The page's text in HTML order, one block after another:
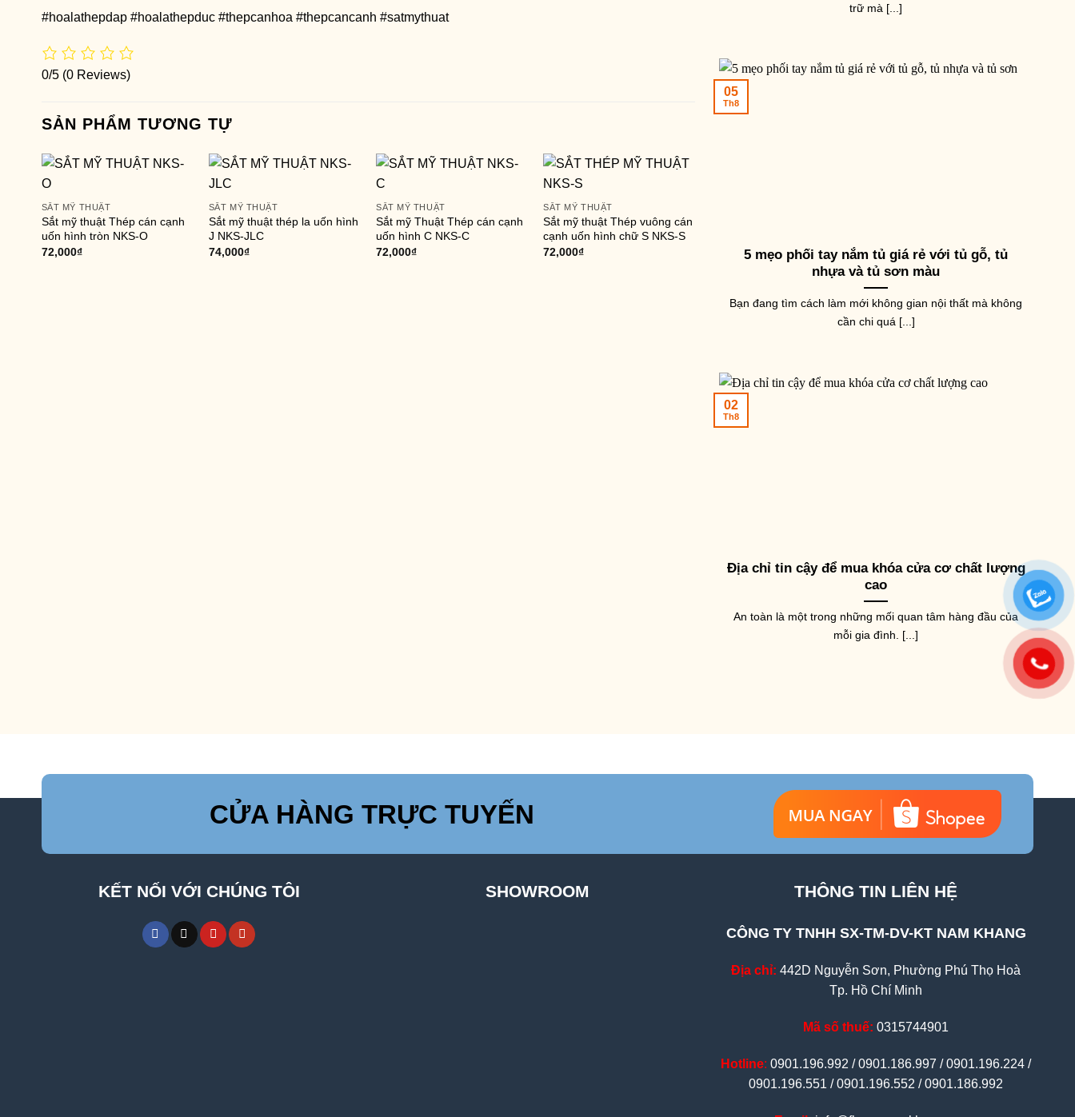
#hoalathepdap #hoalathepduc #thepcanhoa #thepcancanh #satmythuat
0/5 (0 Reviews)
SẢN PHẨM TƯƠNG TỰ
SẮT MỸ THUẬT
Sắt mỹ thuật Thép cán cạnh
uốn hình tròn NKS-O
72,000₫
SẮT MỸ THUẬT
Sắt mỹ thuật thép la uốn hình
J NKS-JLC
74,000₫
SẮT MỸ THUẬT
Sắt mỹ Thuật Thép cán cạnh
uốn hình C NKS-C
72,000₫
SẮT MỸ THUẬT
Sắt mỹ thuật Thép vuông cán
cạnh uốn hình chữ S NKS-S
72,000₫
tôm NKS-17-3
57,000₫
văn NKS-LH
trữ mà [...]
5 mẹo phối tay nắm tủ giá rẻ với tủ gỗ, tủ
nhựa và tủ sơn màu
Bạn đang tìm cách làm mới không gian nội thất mà không
cần chi quá [...]
05
Th8
Địa chỉ tin cậy để mua khóa cửa cơ chất lượng
cao
An toàn là một trong những mối quan tâm hàng đầu của
mỗi gia đình. [...]
02
Th8
CỬA HÀNG TRỰC TUYẾN
KẾT NỐI VỚI CHÚNG TÔI SHOWROOM THÔNG TIN LIÊN HỆ
CÔNG TY TNHH SX-TM-DV-KT NAM KHANG
Địa chỉ: 442D Nguyễn Sơn, Phường Phú Thọ Hoà
Tp. Hồ Chí Minh
Mã số thuế: 0315744901
Hotline: 0901.196.992 / 0901.186.997 / 0901.196.224 /
0901.196.551 / 0901.196.552 / 0901.186.992